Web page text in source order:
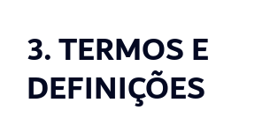
3. TERMOS E
DEFINIÇÕES